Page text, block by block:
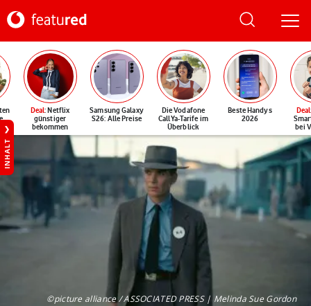
Deal: Netflix
günstiger
bekommen
Samsung Galaxy
S26: Alle Preise
Die Vodafone
CallYa-Tarife im
Überblick
Beste Handys
2026
Deal
bei
INHALT
©picture alliance / ASSOCIATED PRESS | Melinda Sue Gordon